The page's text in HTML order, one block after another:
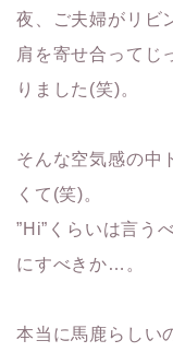
夜、ご夫婦がリビ
肩を寄せ合ってじ
りました(笑)。
そんな空気感の中
くて(笑)。
”Hi”くらいは言う
にすべきか…。
本当に馬鹿らしい